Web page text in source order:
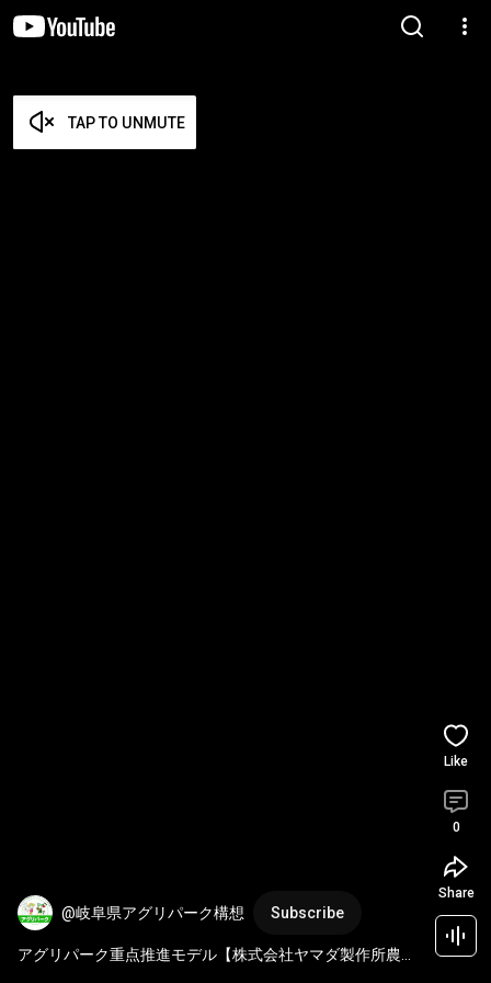
TAP TO UNMUTE
@岐阜県アグリパーク構想 Subscribe
アグリパーク重点推進モデル【株式会社ヤマダ製作所農業
Like
0
Share